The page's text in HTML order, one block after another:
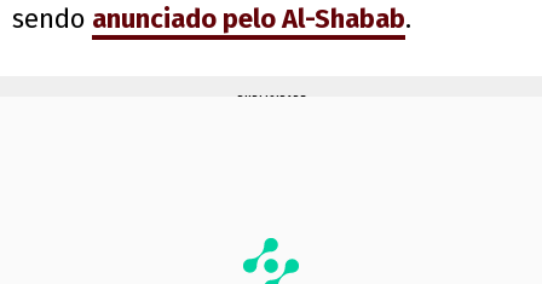
sendo anunciado pelo Al-Shabab.
PUBLICIDADE